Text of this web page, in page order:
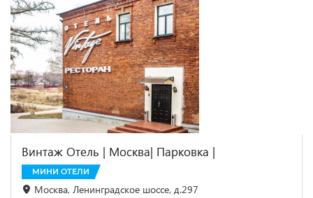
Винтаж Отель | Москва| Парковка |
МИНИ ОТЕЛИ
Москва, Ленинградское шоссе, д.297